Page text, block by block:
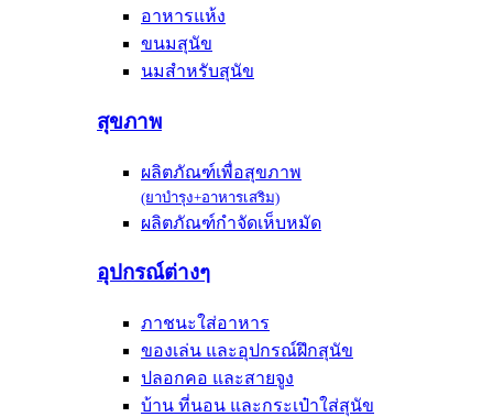
อาหารแห้ง
ขนมสุนัข
นมสำหรับสุนัข
สุขภาพ
ผลิตภัณฑ์เพื่อสุขภาพ
(ยาบำรุง+อาหารเสริม)
ผลิตภัณฑ์กำจัดเห็บหมัด
อุปกรณ์ต่างๆ
ภาชนะใส่อาหาร
ของเล่น และอุปกรณ์ฝึกสุนัข
ปลอกคอ และสายจูง
บ้าน ที่นอน และกระเป๋าใส่สุนัข